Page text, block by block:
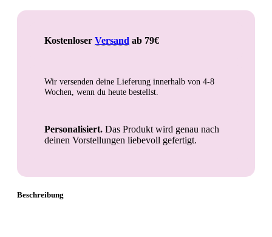
Kostenloser Versand ab 79€
Wir versenden deine Lieferung innerhalb von 4-8
Wochen, wenn du heute bestellst.
Personalisiert. Das Produkt wird genau nach
deinen Vorstellungen liebevoll gefertigt.
Beschreibung